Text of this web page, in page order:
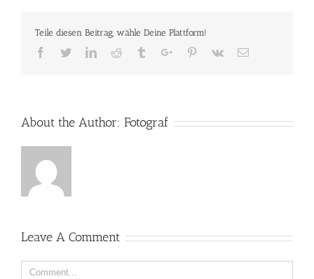
Teile diesen Beitrag, wähle Deine Plattform!
Facebook
TwitterLinkedinReddit TumblrGoogle+Pinterest
Vk Email
About the Author: Fotograf
Leave A Comment
Comment